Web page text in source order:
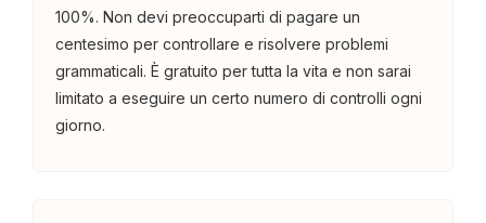
100%. Non devi preoccuparti di pagare un
centesimo per controllare e risolvere problemi
grammaticali. È gratuito per tutta la vita e non sarai
limitato a eseguire un certo numero di controlli ogni
giorno.